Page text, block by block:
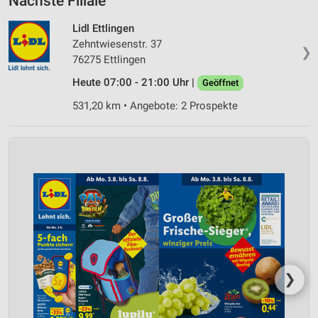
❯
Lidl Ettlingen
Zehntwiesenstr. 37
76275 Ettlingen
Heute 07:00 - 21:00 Uhr |
Geöffnet
531,20 km • Angebote: 2 Prospekte
❯